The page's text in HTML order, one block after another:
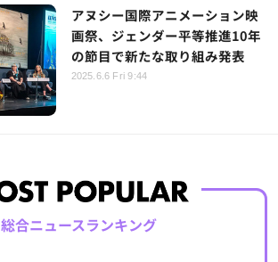
アヌシー国際アニメーション映
画祭、ジェンダー平等推進10年
の節目で新たな取り組み発表
2025.6.6 Fri 9:44
総合ニュースランキング